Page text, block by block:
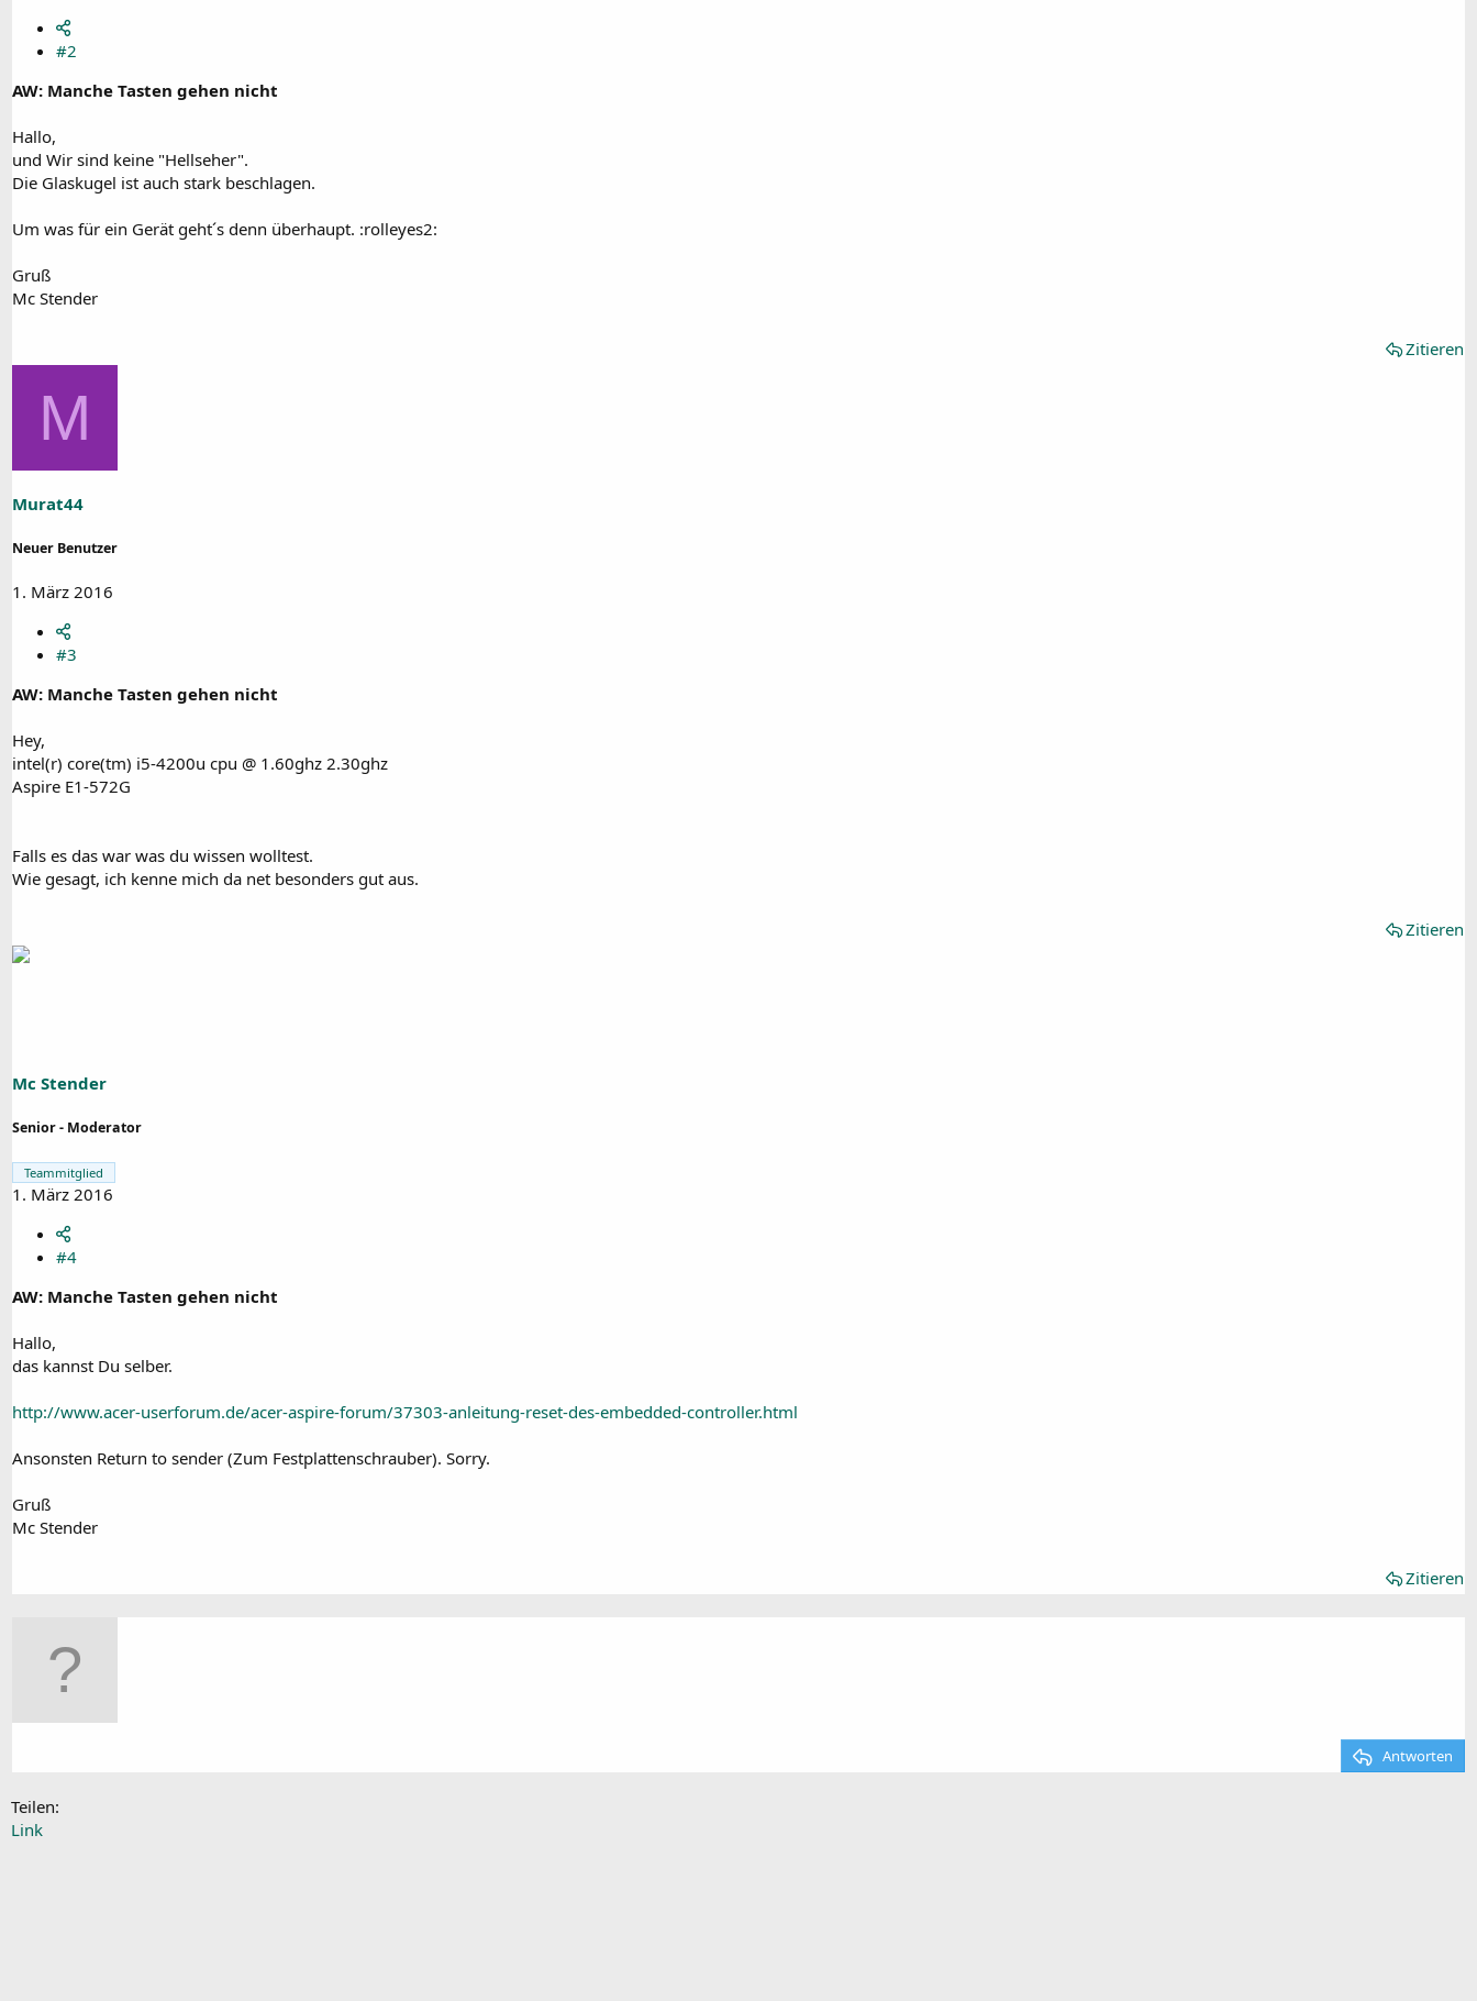
#2
AW: Manche Tasten gehen nicht
Hallo,
und Wir sind keine "Hellseher".
Die Glaskugel ist auch stark beschlagen.
Um was für ein Gerät geht´s denn überhaupt. :rolleyes2:
Gruß
Mc Stender
Zitieren
M
Murat44
Neuer Benutzer
1. März 2016
#3
AW: Manche Tasten gehen nicht
Hey,
intel(r) core(tm) i5-4200u cpu @ 1.60ghz 2.30ghz
Aspire E1-572G
Falls es das war was du wissen wolltest.
Wie gesagt, ich kenne mich da net besonders gut aus.
Zitieren
Mc Stender
Senior - Moderator
Teammitglied
1. März 2016
#4
AW: Manche Tasten gehen nicht
Hallo,
das kannst Du selber.
http://www.acer-userforum.de/acer-aspire-forum/37303-anleitung-reset-des-embedded-controller.html
Ansonsten Return to sender (Zum Festplattenschrauber). Sorry.
Gruß
Mc Stender
Zitieren
Antworten
Teilen:
Link